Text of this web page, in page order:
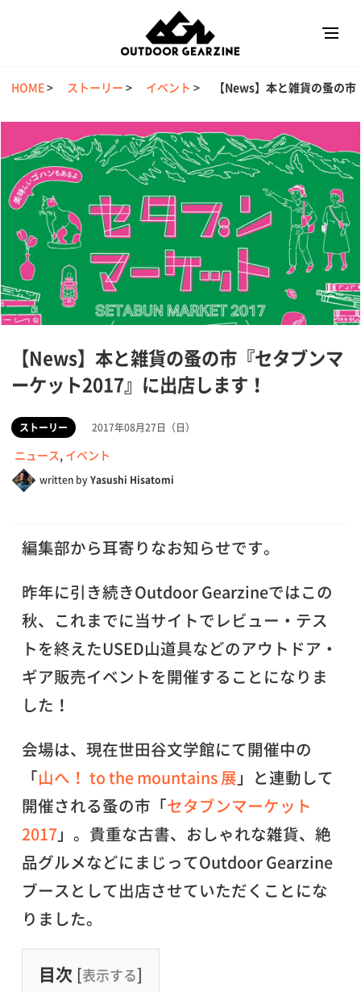
HOME> ストーリー > イベント > 【News】本と雑貨の蚤の
【News】本と雑貨の蚤の市『セタブンマ
ーケット2017』に出店します！
ストーリー 2017年08月27日（日）
ニュース, イベント
written byYasushi Hisatomi
編集部から耳寄りなお知らせです。
昨年に引き続きOutdoor Gearzineではこの
秋、これまでに当サイトでレビュー・テス
トを終えたUSED山道具などのアウトドア・
ギア販売イベントを開催することになりま
した！
会場は、現在世田谷文学館にて開催中の
「山へ！ to the mountains 展 」と連動して
開催される蚤の市「セタブンマーケット
2017」。貴重な古書、おしゃれな雑貨、絶
品グルメなどにまじってOutdoor Gearzine
ブースとして出店させていただくことにな
りました。
目次 [表示する]